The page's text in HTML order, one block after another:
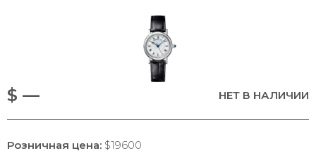
$ — НЕТ В НАЛИЧИИ
Розничная цена: $19600